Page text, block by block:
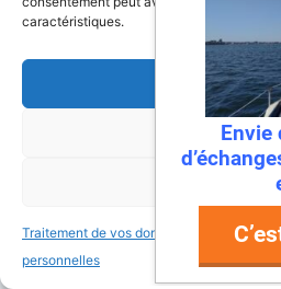
caractéristiques.
Refuser
Voir les
Traitement de vos données
personnelles
Le guide de la croisière et
Liste des constructeurs
Pour toute demande
partenariat,
venez sur
Envie